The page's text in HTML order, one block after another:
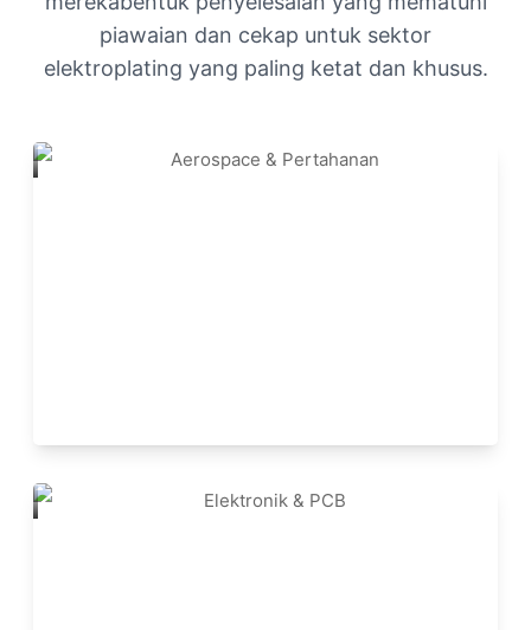
piawaian dan cekap untuk sektor
elektroplating yang paling ketat dan khusus.